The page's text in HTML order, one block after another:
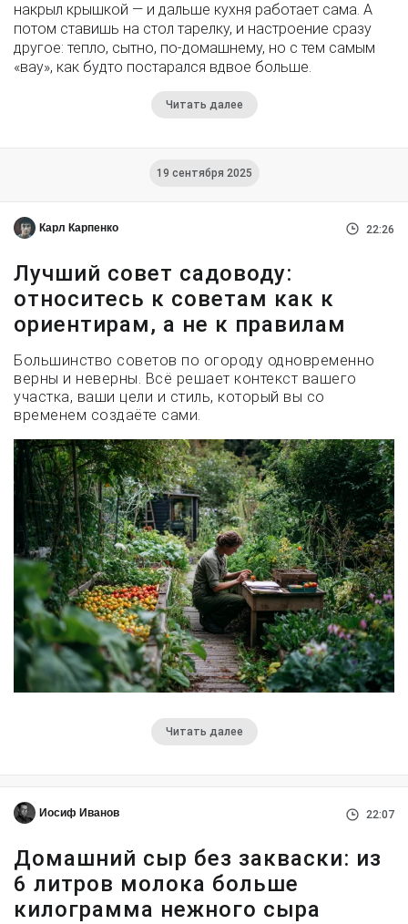
накрыл крышкой — и дальше кухня работает сама. А
потом ставишь на стол тарелку, и настроение сразу
другое: тепло, сытно, по-домашнему, но с тем самым
«вау», как будто постарался вдвое больше.
Читать далее
19 сентября 2025
Карл Карпенко 22:26
Лучший совет садоводу:
относитесь к советам как к
ориентирам, а не к правилам
Большинство советов по огороду одновременно
верны и неверны. Всё решает контекст вашего
участка, ваши цели и стиль, который вы со
временем создаёте сами.
Читать далее
Иосиф Иванов 22:07
Домашний сыр без закваски: из
6 литров молока больше
килограмма нежного сыра